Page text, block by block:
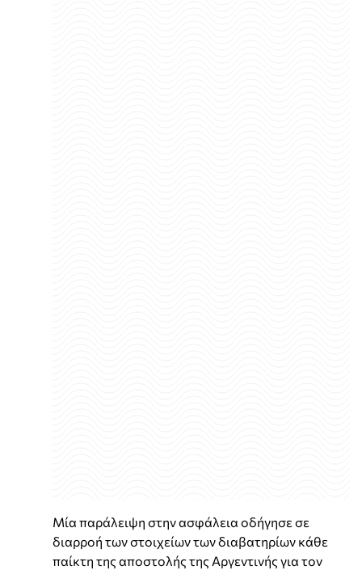
Μία παράλειψη στην ασφάλεια οδήγησε σε
διαρροή των στοιχείων των διαβατηρίων κάθε
παίκτη της αποστολής της Αργεντινής για τον